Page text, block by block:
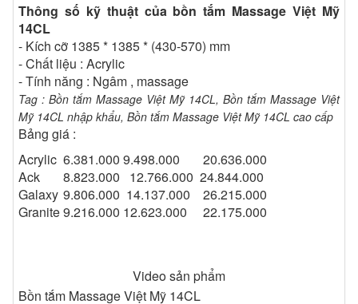
Bồn tắm Massage Việt
Mỹ 14CL
Bảng giá :
Acrylic
Ack
8.823.000 12.766.000
24.844.000
Galaxy
9.806.000 14.137.000 26.215.000
Granite 9.216.000 12.623.000 22.175.000
làm sạch . Chiếc bồn tắm massage Việt Mỹ 14CL còn có
tác dụng làm sang trọng và tăng vẻ đẹp của chiếc bồn
Thông số kỹ thuật của bồn tắm Massage Việt Mỹ
14CL
- Kích cỡ 1385 * 1385 * (430-570) mm
- Chất liệu : Acrylic
- Tính năng : Ngâm , massage
Tag : Bồn tắm Massage Việt Mỹ 14CL, Bồn tắm Massage Việt
Mỹ 14CL nhập khẩu, Bồn tắm Massage Việt Mỹ 14CL cao cấp
Bảng giá :
Acrylic 6.381.000 9.498.000
20.636.000
Ack
8.823.000 12.766.000 24.844.000
Galaxy 9.806.000 14.137.000
26.215.000
Granite9.216.000 12.623.000 22.175.000
Video sản phẩm
Bồn tắm Massage Việt Mỹ 14CL